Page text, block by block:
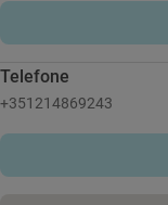
Telefone
+351214869243